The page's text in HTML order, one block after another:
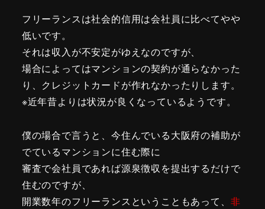
フリーランスは社会的信用は会社員に比べてやや
低いです。
それは収入が不安定がゆえなのですが、
場合によってはマンションの契約が通らなかった
り、クレジットカードが作れなかったりします。
※近年昔よりは状況が良くなっているようです。
僕の場合で言うと、今住んでいる大阪府の補助が
でているマンションに住む際に
審査で会社員であれば源泉徴収を提出するだけで
住むのですが、
開業数年のフリーランスということもあって、 非